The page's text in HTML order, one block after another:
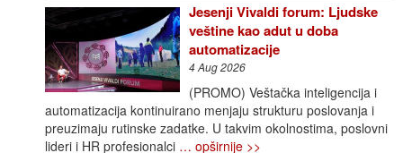
Jesenji Vivaldi forum: Ljudske
veštine kao adut u doba
automatizacije
4 Aug 2026
(PROMO) Veštačka inteligencija i
automatizacija kontinuirano menjaju strukturu poslovanja i
preuzimaju rutinske zadatke. U takvim okolnostima, poslovni
lideri i HR profesionalci … opširnije >>